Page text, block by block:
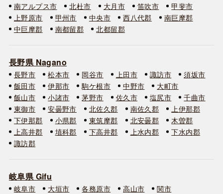
南アルプス市
北杜市 大月市 笛吹市
甲斐市
上野原市
甲州市 中央市 西八代郡
南巨摩郡
中巨摩郡
南都留郡 北都留郡
長野県 Nagano
長野市 松本市 岡谷市 上田市 諏訪市
須坂市
飯田市
伊那市 駒ケ根市 中野市
大町市
飯山市
小諸市 茅野市 佐久市 塩尻市
千曲市
東御市
安曇野市 北佐久郡 南佐久郡
上伊那郡
下伊那郡
小県郡 東筑摩郡 北安曇郡
木曽郡
上高井郡
埴科郡 下高井郡 上水内郡
下水内郡
諏訪郡
岐阜県 Gifu
岐阜市 大垣市 各務原市 高山市
関市